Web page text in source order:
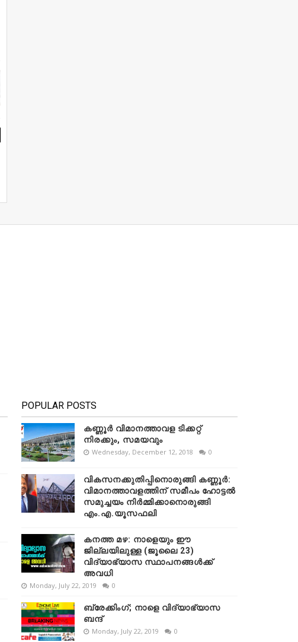
POPULAR POSTS
കണ്ണൂർ വിമാനത്താവള ടിക്കറ്റ്
നിരക്കും, സമയവും
Wednesday, December 12, 2018 0
വികസനക്കുതിപ്പിനൊരുങ്ങി കണ്ണൂർ:
വിമാനത്താവളത്തിന് സമീപം ഹോട്ടൽ
സമുച്ചയം നിർമ്മിക്കാനൊരുങ്ങി
എം.എ.യൂസഫലി
കനത്ത മഴ: നാളെയും ഈ
ജില്ലയിലുള്ള (ജൂലൈ 23)
വിദ്യാഭ്യാസ സ്ഥാപനങ്ങൾക്ക്
അവധി
Monday, July 22, 2019 0
ബ്രേക്കിംഗ്; നാളെ വിദ്യാഭ്യാസ
ബന്ദ്
Monday, July 22, 2019 0